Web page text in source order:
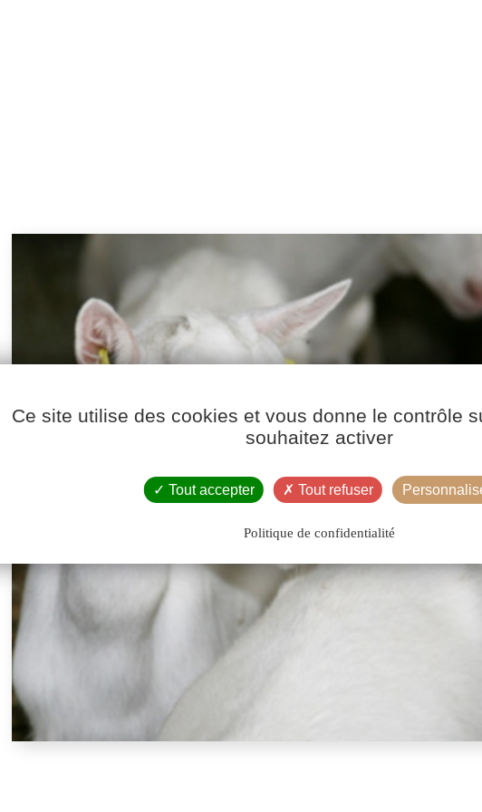
Ce site utilise des cookies et vous donne le contrôle
souhaitez activer
Tout accepter Tout refuser
Politique de confidentialité